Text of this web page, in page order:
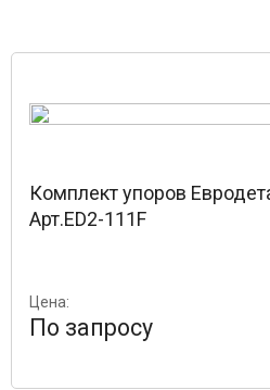
Комплект упоров
Арт.ED2-111F
Цена:
По запросу